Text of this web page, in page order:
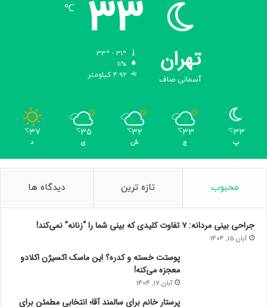
تهران
آسمانی صاف
33
℃
11%
4.92 کیلومتر
33
℃
پ
33
℃
ج
32
℃
ش
35
℃
ی
37
℃
د
محبوب تازه ترین دیدگاه ها
جراحی بینی مردانه: ۷ تفاوت کلیدی که بینی شما را “زنانه” نمی‌کند!
آبان 15, 1404
پوستت خسته و کدره؟ این ماسک اکسیژن اکلادو
معجزه می‌کنه!
آبان 17, 1404
پرستار خانم برای سالمند آقا؛ انتخابی مطمئن برای